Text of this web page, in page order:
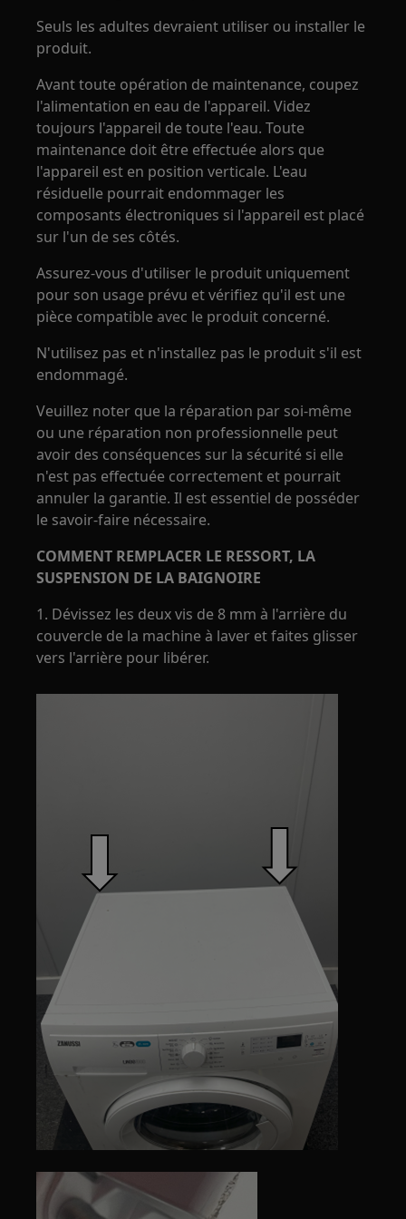
Seuls les adultes devraient utiliser ou installer le
produit.
Avant toute opération de maintenance, coupez
l'alimentation en eau de l'appareil. Videz
toujours l'appareil de toute l'eau. Toute
maintenance doit être effectuée alors que
l'appareil est en position verticale. L'eau
résiduelle pourrait endommager les
composants électroniques si l'appareil est placé
sur l'un de ses côtés.
Assurez-vous d'utiliser le produit uniquement
pour son usage prévu et vérifiez qu'il est une
pièce compatible avec le produit concerné.
N'utilisez pas et n'installez pas le produit s'il est
endommagé.
Veuillez noter que la réparation par soi-même
ou une réparation non professionnelle peut
avoir des conséquences sur la sécurité si elle
n'est pas effectuée correctement et pourrait
annuler la garantie. Il est essentiel de posséder
le savoir-faire nécessaire.
COMMENT REMPLACER LE RESSORT, LA
SUSPENSION DE LA BAIGNOIRE
1. Dévissez les deux vis de 8 mm à l'arrière du
couvercle de la machine à laver et faites glisser
vers l'arrière pour libérer.